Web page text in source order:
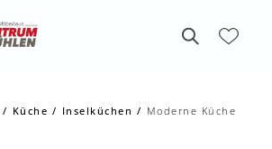
Küche Inselküchen Moderne Küche